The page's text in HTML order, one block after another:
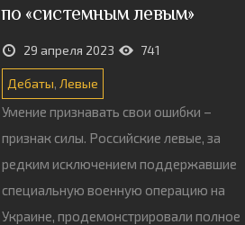
по «системным левым»
29 апреля 2023 741
Дебаты, Левые
Умение признавать свои ошибки –
признак силы. Российские левые, за
редким исключением поддержавшие
специальную военную операцию на
Украине, продемонстрировали полное